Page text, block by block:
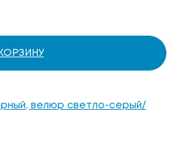
велюр светло-серый/